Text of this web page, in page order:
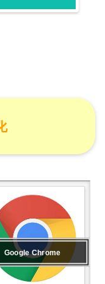
Google Chrome